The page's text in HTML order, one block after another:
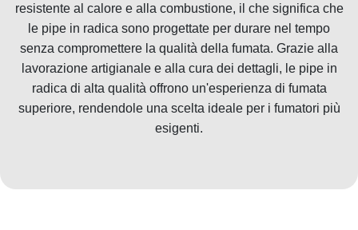
resistente al calore e alla combustione, il che significa che
le pipe in radica sono progettate per durare nel tempo
senza compromettere la qualità della fumata. Grazie alla
lavorazione artigianale e alla cura dei dettagli, le pipe in
radica di alta qualità offrono un'esperienza di fumata
superiore, rendendole una scelta ideale per i fumatori più
esigenti.